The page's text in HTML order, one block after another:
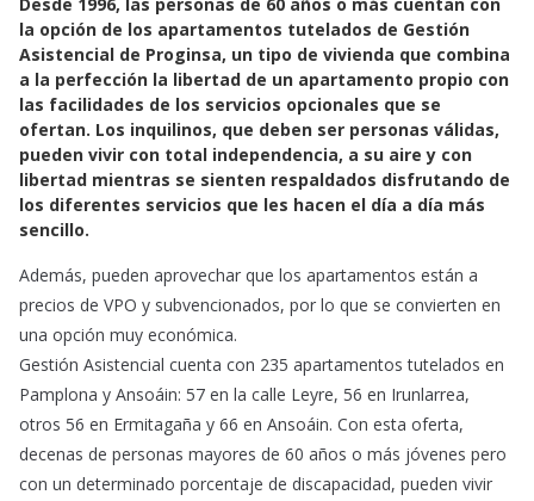
c
e
b
o
o
k
a
t
s
A
p
p
a
i
l
Desde 1996, las personas de 60 años o más cuentan con
la opción de los apartamentos tutelados de Gestión
Asistencial de Proginsa, un tipo de vivienda que combina
a la perfección la libertad de un apartamento propio con
las facilidades de los servicios opcionales que se
ofertan. Los inquilinos, que deben ser personas válidas,
pueden vivir con total independencia, a su aire y con
libertad mientras se sienten respaldados disfrutando de
los diferentes servicios que les hacen el día a día más
sencillo.
Además, pueden aprovechar que los apartamentos están a
precios de VPO y subvencionados, por lo que se convierten en
una opción muy económica.
Gestión Asistencial cuenta con 235 apartamentos tutelados en
Pamplona y Ansoáin: 57 en la calle Leyre, 56 en Irunlarrea,
otros 56 en Ermitagaña y 66 en Ansoáin. Con esta oferta,
decenas de personas mayores de 60 años o más jóvenes pero
con un determinado porcentaje de discapacidad, pueden vivir